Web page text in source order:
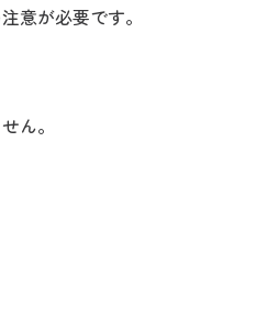
意が必要です。
ん。